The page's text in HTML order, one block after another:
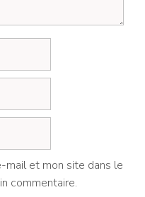
mail et mon site dans le
commentaire.